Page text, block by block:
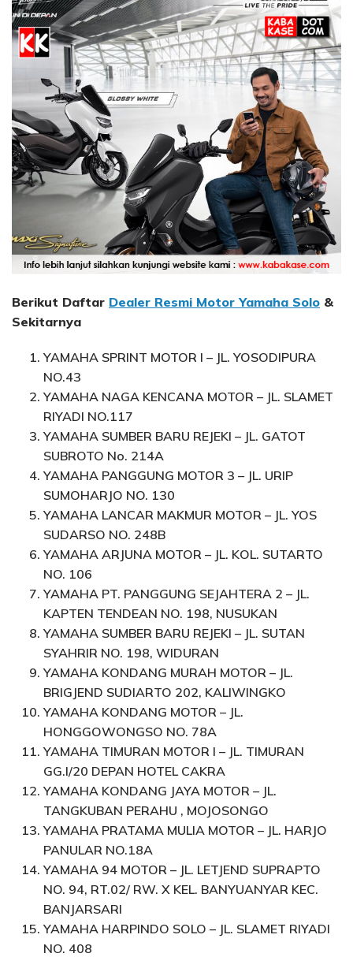
Berikut Daftar Dealer Resmi Motor Yamaha Solo &
Sekitarnya
YAMAHA SPRINT MOTOR I – JL. YOSODIPURA
NO.43
YAMAHA NAGA KENCANA MOTOR – JL. SLAMET
RIYADI NO.117
YAMAHA SUMBER BARU REJEKI – JL. GATOT
SUBROTO No. 214A
YAMAHA PANGGUNG MOTOR 3 – JL. URIP
SUMOHARJO NO. 130
YAMAHA LANCAR MAKMUR MOTOR – JL. YOS
SUDARSO NO. 248B
YAMAHA ARJUNA MOTOR – JL. KOL. SUTARTO
NO. 106
YAMAHA PT. PANGGUNG SEJAHTERA 2 – JL.
KAPTEN TENDEAN NO. 198, NUSUKAN
YAMAHA SUMBER BARU REJEKI – JL. SUTAN
SYAHRIR NO. 198, WIDURAN
YAMAHA KONDANG MURAH MOTOR – JL.
BRIGJEND SUDIARTO 202, KALIWINGKO
YAMAHA KONDANG MOTOR – JL.
HONGGOWONGSO NO. 78A
YAMAHA TIMURAN MOTOR I – JL. TIMURAN
GG.I/20 DEPAN HOTEL CAKRA
YAMAHA KONDANG JAYA MOTOR – JL.
TANGKUBAN PERAHU , MOJOSONGO
YAMAHA PRATAMA MULIA MOTOR – JL. HARJO
PANULAR NO.18A
YAMAHA 94 MOTOR – JL. LETJEND SUPRAPTO
NO. 94, RT.02/ RW. X KEL. BANYUANYAR KEC.
BANJARSARI
YAMAHA HARPINDO SOLO – JL. SLAMET RIYADI
NO. 408